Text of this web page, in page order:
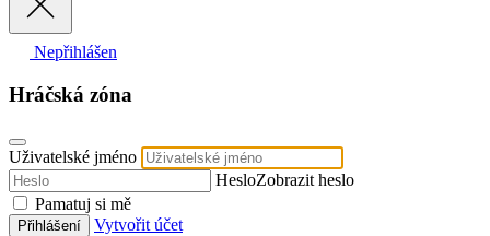
Nepřihlášen
Hráčská zóna
Uživatelské jméno
HesloZobrazit heslo
Pamatuj si mě
Přihlášení Vytvořit účet